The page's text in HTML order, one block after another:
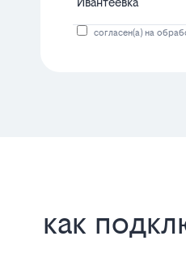
согласен(а) на
как